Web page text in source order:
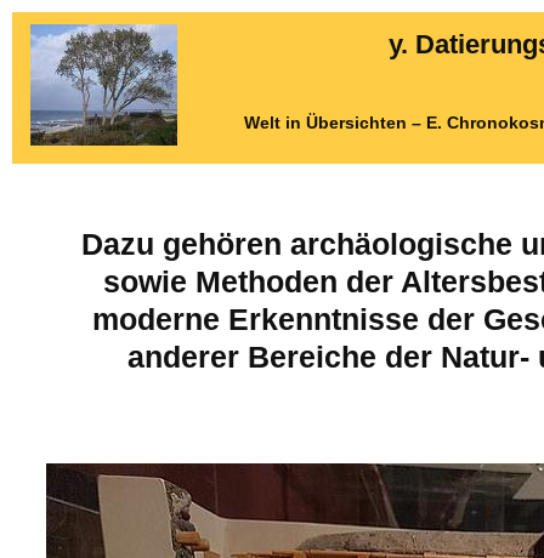
y.
Welt in Übersichten – E.
Dazu gehören archäologische
sowie Methoden der
moderne Erkenntnisse der
anderer Bereiche der Natur-